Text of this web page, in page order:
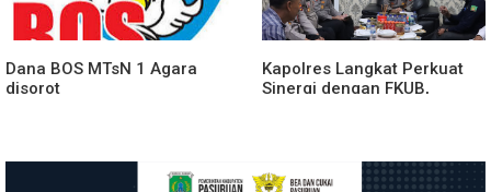
Dana BOS MTsN 1 Agara
disorot
Kapolres Langkat Perkuat
Sinergi dengan FKUB,